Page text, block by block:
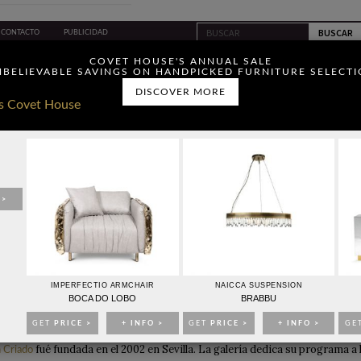
COVET HOUSE'S ANNUAL SALE
SAVINGS ON HANDPICKED FURNITURE
DISCOVER MORE
IMPERFECTIO ARMCHAIR
BOCA DO LOBO
GET PRICE > + INFO >
NAICCA SUSPENSION
BRABBU
GET PRICE > + INFO >
CONTACTO PUBLICIDAD
TIENDA
DE ARTE CONTEMPORÁNEO EN SEVILLA
Criadofué fundada en el 2002 en Sevilla. La galería dedica su programa a